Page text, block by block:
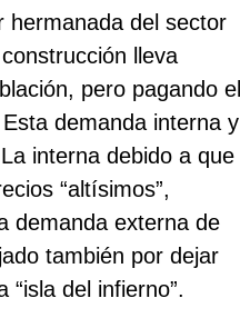
hermanada del sector
lleva
pero pagando el
demanda interna y
interna debido a que
“altísimos”,
demanda externa de
también por dejar
del infierno”.